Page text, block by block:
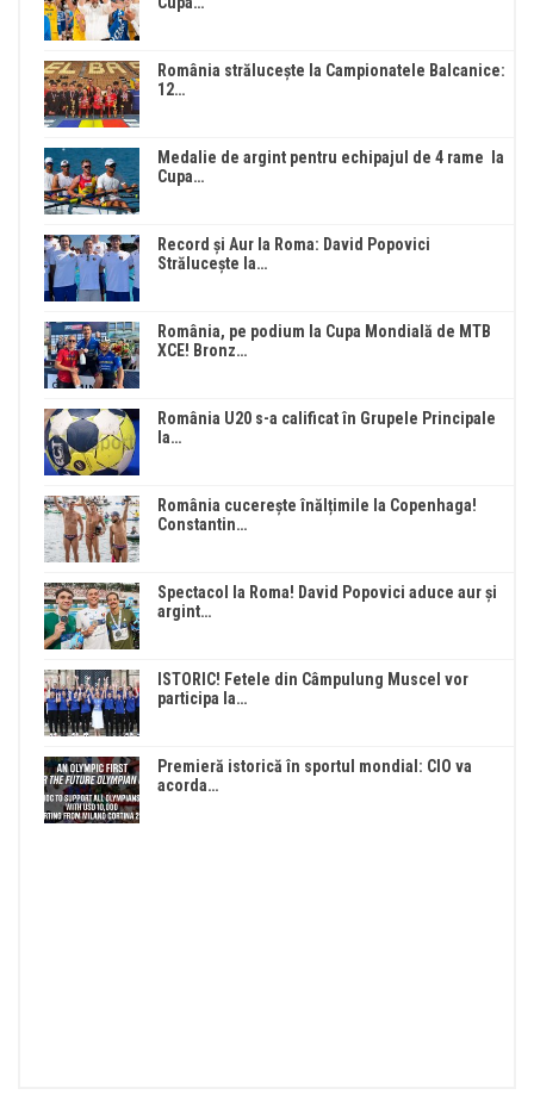
România strălucește la Campionatele Balcanice:
12…
Medalie de argint pentru echipajul de 4 rame la
Cupa…
Record și Aur la Roma: David Popovici
Strălucește la…
România, pe podium la Cupa Mondială de MTB
XCE! Bronz…
România U20 s-a calificat în Grupele Principale
la…
România cucerește înălțimile la Copenhaga!
Constantin…
Spectacol la Roma! David Popovici aduce aur și
argint…
ISTORIC! Fetele din Câmpulung Muscel vor
participa la…
Premieră istorică în sportul mondial: CIO va
acorda…